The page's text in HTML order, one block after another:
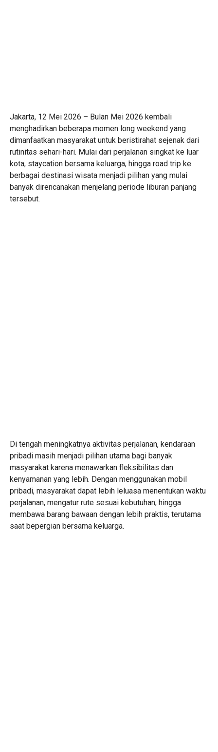
Jakarta, 12 Mei 2026 – Bulan Mei 2026 kembali
menghadirkan beberapa momen long weekend yang
dimanfaatkan masyarakat untuk beristirahat sejenak dari
rutinitas sehari-hari. Mulai dari perjalanan singkat ke luar
kota, staycation bersama keluarga, hingga road trip ke
berbagai destinasi wisata menjadi pilihan yang mulai
banyak direncanakan menjelang periode liburan panjang
tersebut.
Di tengah meningkatnya aktivitas perjalanan, kendaraan
pribadi masih menjadi pilihan utama bagi banyak
masyarakat karena menawarkan fleksibilitas dan
kenyamanan yang lebih. Dengan menggunakan mobil
pribadi, masyarakat dapat lebih leluasa menentukan waktu
perjalanan, mengatur rute sesuai kebutuhan, hingga
membawa barang bawaan dengan lebih praktis, terutama
saat bepergian bersama keluarga.